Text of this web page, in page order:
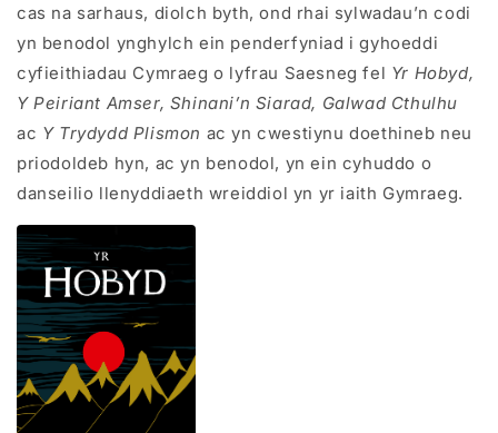
cas na sarhaus, diolch byth, ond rhai sylwadau’n codi
yn benodol ynghylch ein penderfyniad i gyhoeddi
cyfieithiadau Cymraeg o lyfrau Saesneg fel Yr Hobyd,
Y Peiriant Amser, Shinani’n Siarad, Galwad Cthulhu
ac Y Trydydd Plismon ac yn cwestiynu doethineb neu
priodoldeb hyn, ac yn benodol, yn ein cyhuddo o
danseilio llenyddiaeth wreiddiol yn yr iaith Gymraeg.